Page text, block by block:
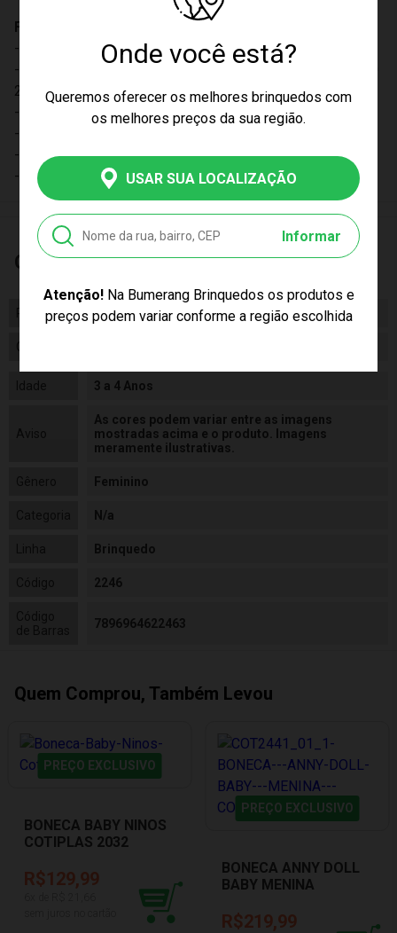
Onde você está?
Queremos oferecer os melhores brinquedos com
os melhores preços da sua região.
USAR SUA LOCALIZAÇÃO
Informar
Atenção!Na Bumerang Brinquedos os produtos e
preços podem variar conforme a região escolhida
Ficha Técnica:
- Dimensões: (A x L x C) 38 x 22 x 28cm
- Selo de Segurança do Inmetro: CE-BRI/0228 NM300/200
2 ocp 0006
- Material/Composição: Vinil e Tecido
- Peso: 1,2 Kilos
- Idade Mínima Recomendada: 3 anos
- Altura (cm): 47
Características
Peso 1530.00
Certificado/ Selo Inmetro
Idade 3 a 4 Anos
Aviso
As cores podem variar entre as imagens
mostradas acima e o produto. Imagens
meramente ilustrativas.
Feminino
N/a
Brinquedo
2246
7896964622463
Quem Comprou, Também Levou
PREÇO EXCLUSIVO
BONECA BABY NINOS
COTIPLAS 2032
R$129,99
PREÇO EXCLUSIVO
BONECA ANNY DOLL
BABY MENINA
R$219,99